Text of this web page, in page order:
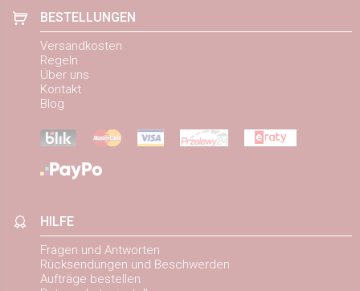
BESTELLUNGEN
Versandkosten
Regeln
Über uns
Kontakt
Blog
HILFE
Fragen und Antworten
Rücksendungen und Beschwerden
Aufträge bestellen